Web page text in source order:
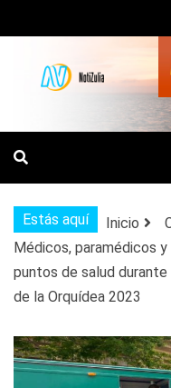
al
contenido
NOTICIAS
DE
Estás aquí Inicio
Médicos, paramédicos
puntos de salud
de la Orquídea 2023